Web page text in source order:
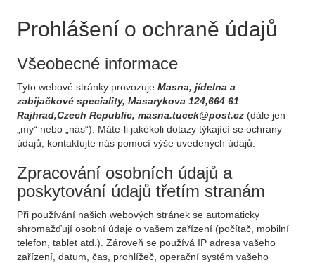
Prohlášení o ochraně údajů
Všeobecné informace
Tyto webové stránky provozuje Masna, jídelna a
zabijačkové speciality, Masarykova 124,664 61
Rajhrad,Czech Republic, masna.tucek@post.cz (dále jen
„my“ nebo „nás“). Máte-li jakékoli dotazy týkající se ochrany
údajů, kontaktujte nás pomocí výše uvedených údajů.
Zpracování osobních údajů a
poskytování údajů třetím stranám
Při používání našich webových stránek se automaticky
shromažďují osobní údaje o vašem zařízení (počítač, mobilní
telefon, tablet atd.). Zároveň se používá IP adresa vašeho
zařízení, datum, čas, prohlížeč, operační systém vašeho